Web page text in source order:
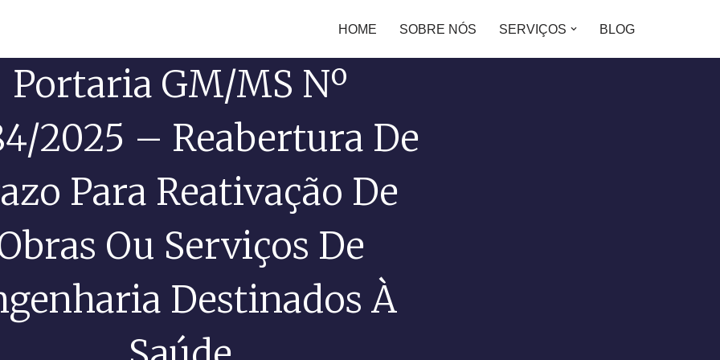
HOME SOBRE NÓS SERVIÇOS BLOG
Portaria GM/MS Nº
2025 – Reabertura De
Para Reativação De
Ou Serviços De
Destinados À